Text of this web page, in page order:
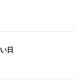
しい午後